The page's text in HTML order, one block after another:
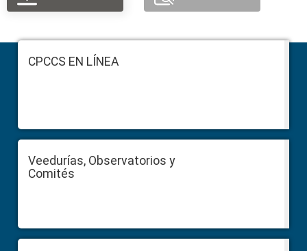
FooterCPCCS EN LÍNEA
Veedurías, Observatorios y
Comités